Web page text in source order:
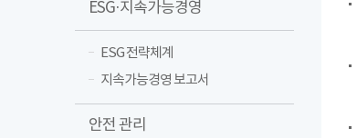
ESG·지속가능경영
ESG 전략체계
지속가능경영 보고서
안전 관리